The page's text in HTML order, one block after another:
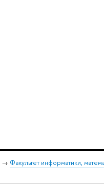
→ Факультет информатики,